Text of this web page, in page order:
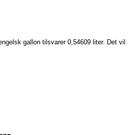
gallon tilsvarer 0,54609 liter. Det